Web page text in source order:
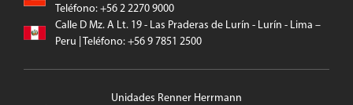
Teléfono: +56 2 2270 9000
Calle D Mz. A Lt. 19 - Las Praderas de Lurín - Lurín - Lima –
Peru | Teléfono: +56 9 7851 2500
Unidades Renner Herrmann